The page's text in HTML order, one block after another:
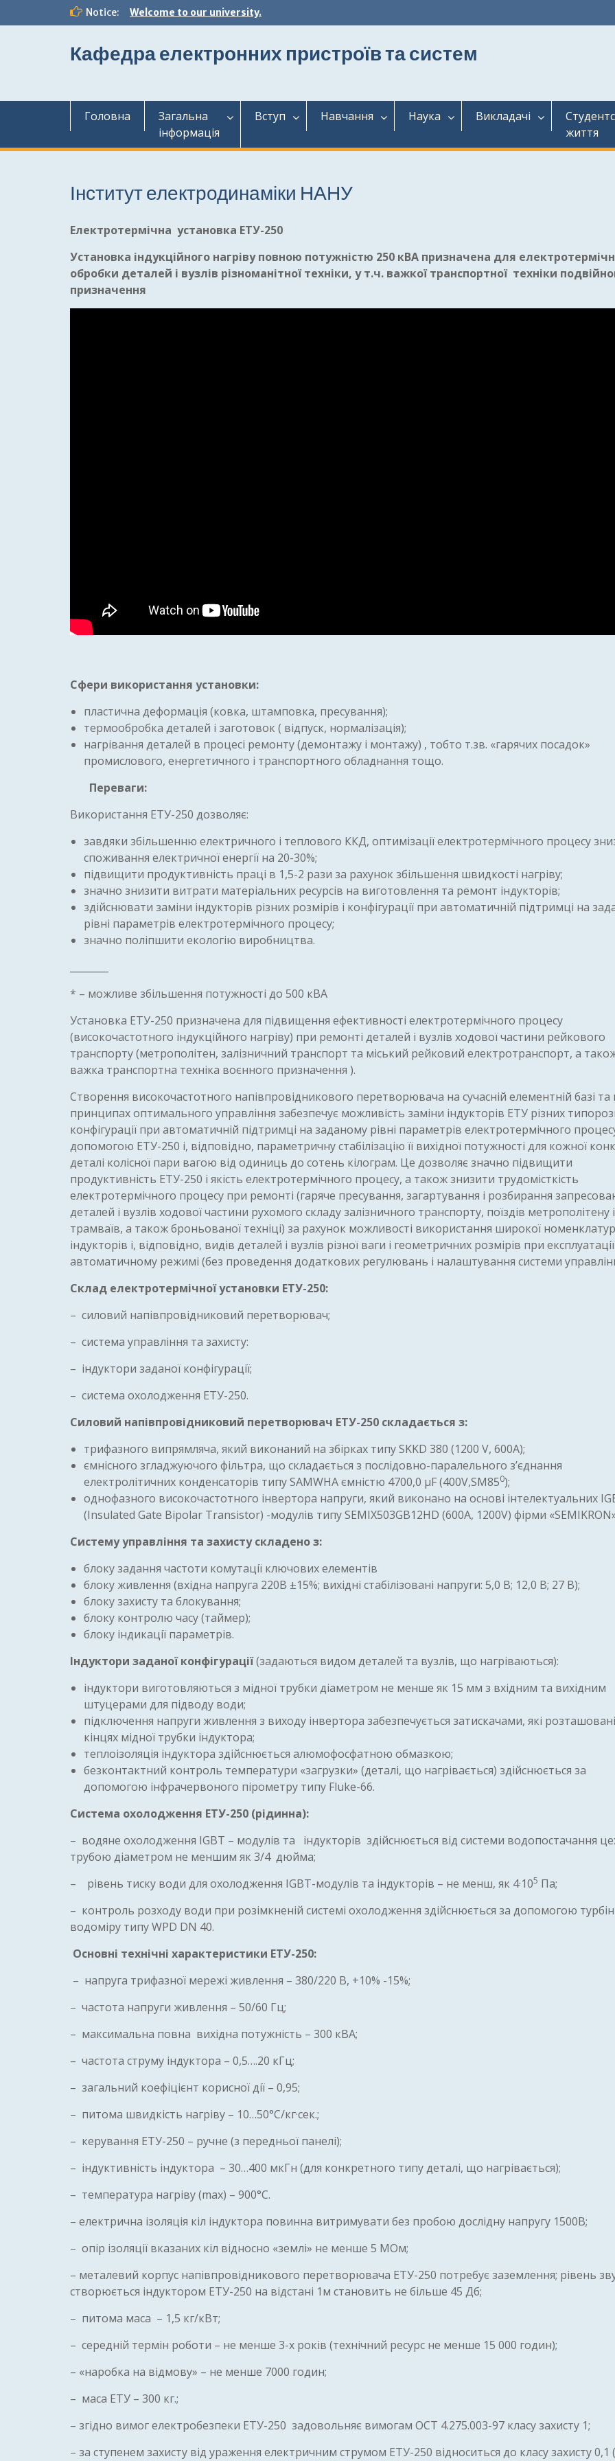
Notice: Welcome to our university.
Кафедра електронних пристроїв та систем
Головна
Загальна
інформація
Вступ Навчання Наука Викладачі
життя
Інститут електродинаміки НАНУ
Електротермічна установка ЕТУ-250
Установка індукційного нагріву повною потужністю 250 кВА призначена для
обробки деталей і вузлів різноманітної техніки, у т.ч. важкої транспортної техніки
призначення
Сфери використання установки:
пластична деформація (ковка, штамповка, пресування);
термообробка деталей і заготовок ( відпуск, нормалізація);
нагрівання деталей в процесі ремонту (демонтажу і монтажу) , тобто т.зв. «гарячих посадок»
промислового, енергетичного і транспортного обладнання тощо.
Переваги:
Використання ЕТУ-250 дозволяє:
завдяки збільшенню електричного і теплового ККД, оптимізації електротермічного процесу
споживання електричної енергії на 20-30%;
підвищити продуктивність праці в 1,5-2 рази за рахунок збільшення швидкості нагріву;
значно знизити витрати матеріальних ресурсів на виготовлення та ремонт індукторів;
здійснювати заміни індукторів різних розмірів і конфігурації при автоматичній підтримці на
рівні параметрів електротермічного процесу;
значно поліпшити екологію виробництва.
* – можливе збільшення потужності до 500 кВА
Установка ЕТУ-250 призначена для підвищення ефективності електротермічного процесу
(високочастотного індукційного нагріву) при ремонті деталей і вузлів ходової частини рейкового
транспорту (метрополітен, залізничний транспорт та міський рейковий електротранспорт, а
важка транспортна техніка воєнного призначення ).
Створення високочастотного напівпровідникового перетворювача на сучасній елементній базі та
принципах оптимального управління забезпечує можливість заміни індукторів ЕТУ різних
конфігурації при автоматичній підтримці на заданому рівні параметрів електротермічного
допомогою ЕТУ-250 і, відповідно, параметричну стабілізацію її вихідної потужності для кожної
деталі колісної пари вагою від одиниць до сотень кілограм. Це дозволяє значно підвищити
продуктивність ЕТУ-250 і якість електротермічного процесу, а також знизити трудомісткість
електротермічного процесу при ремонті (гаряче пресування, загартування і розбирання
деталей і вузлів ходової частини рухомого складу залізничного транспорту, поїздів метрополітену і
трамваїв, а також броньованої техніці) за рахунок можливості використання широкої
індукторів і, відповідно, видів деталей і вузлів різної ваги і геометричних розмірів при
автоматичному режимі (без проведення додаткових регулювань і налаштування системи
Склад електротермічної установки ЕТУ-250:
– силовий напівпровідниковий перетворювач;
– система управління та захисту:
– індуктори заданої конфігурації;
– система охолодження ЕТУ-250.
Силовий напівпровідниковий перетворювач ЕТУ-250 складається з:
трифазного випрямляча, який виконаний на збірках типу SKKD 380 (1200 V, 600А);
ємнісного згладжуючого фільтра, що складається з послідовно-паралельного з’єднання
електролітичних конденсаторів типу SAMWHA ємністю 4700,0 µF (400V,SM850);
однофазного високочастотного інвертора напруги, який виконано на основі інтелектуальних
(Insulated Gate Bipolar Transistor) -модулів типу SEMIX503GB12HD (600А, 1200V) фірми
Систему управління та захисту складено з:
блоку задання частоти комутації ключових елементів
блоку живлення (вхідна напруга 220В ±15%; вихідні стабілізовані напруги: 5,0 В; 12,0 В; 27 В);
блоку захисту та блокування;
блоку контролю часу (таймер);
блоку індикації параметрів.
Індуктори заданої конфігурації(задаються видом деталей та вузлів, що нагріваються):
індуктори виготовляються з мідної трубки діаметром не менше як 15 мм з вхідним та вихідним
штуцерами для підводу води;
підключення напруги живлення з виходу інвертора забезпечується затискачами, які
кінцях мідної трубки індуктора;
теплоізоляція індуктора здійснюється алюмофосфатною обмазкою;
безконтактний контроль температури «загрузки» (деталі, що нагрівається) здійснюється за
допомогою інфрачервоного пірометру типу Fluke-66.
Система охолодження ЕТУ-250 (рідинна):
– водяне охолодження IGBT – модулів та індукторів здійснюється від системи водопостачання
трубою діаметром не меншим як 3/4 дюйма;
– рівень тиску води для охолодження IGBT-модулів та індукторів – не менш, як 4·105 Па;
– контроль розходу води при розімкненій системі охолодження здійснюється за допомогою
водоміру типу WPD DN 40.
Основні технічні характеристики ЕТУ-250:
– напруга трифазної мережі живлення – 380/220 В, +10% -15%;
– частота напруги живлення – 50/60 Гц;
– максимальна повна вихідна потужність – 300 кВА;
– частота струму індуктора – 0,5….20 кГц;
– загальний коефіцієнт корисної дії – 0,95;
– питома швидкість нагріву – 10…50°С/кг·сек.;
– керування ЕТУ-250 – ручне (з передньої панелі);
– індуктивність індуктора – 30…400 мкГн (для конкретного типу деталі, що нагрівається);
– температура нагріву (max) – 900°С.
– електрична ізоляція кіл індуктора повинна витримувати без пробою дослідну напругу 1500В;
– опір ізоляції вказаних кіл відносно «землі» не менше 5 МОм;
– металевий корпус напівпровідникового перетворювача ЕТУ-250 потребує заземлення; рівень
створюється індуктором ЕТУ-250 на відстані 1м становить не більше 45 Дб;
– питома маса – 1,5 кг/кВт;
– середній термін роботи – не менше 3-х років (технічний ресурс не менше 15 000 годин);
– «наробка на відмову» – не менше 7000 годин;
– маса ЕТУ – 300 кг.;
– згідно вимог електробезпеки ЕТУ-250 задовольняє вимогам ОСТ 4.275.003-97 класу захисту 1;
– за ступенем захисту від ураження електричним струмом ЕТУ-250 відноситься до класу захисту